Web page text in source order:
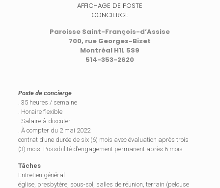
AFFICHAGE DE POSTE
CONCIERGE
Paroisse Saint-François-d’Assise
700, rue Georges-Bizet
Montréal H1L 5S9
514-353-2620
Poste de concierge
. 35 heures / semaine
. Horaire flexible
. Salaire à discuter
. À compter du 2 mai 2022
contrat d’une durée de six (6) mois avec évaluation après trois
(3) mois. Possibilité d’engagement permanent après 6 mois
Tâches
Entretien général
église, presbytère, sous-sol, salles de réunion, terrain (pelouse